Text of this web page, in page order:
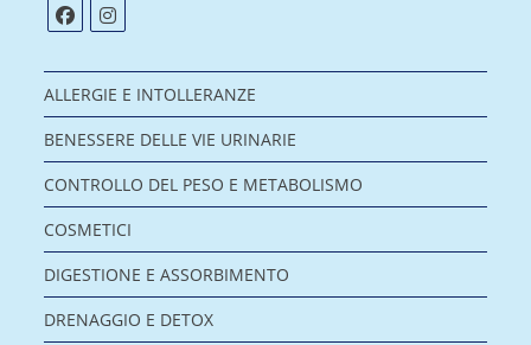
ALLERGIE E INTOLLERANZE
BENESSERE DELLE VIE URINARIE
CONTROLLO DEL PESO E METABOLISMO
COSMETICI
DIGESTIONE E ASSORBIMENTO
DRENAGGIO E DETOX